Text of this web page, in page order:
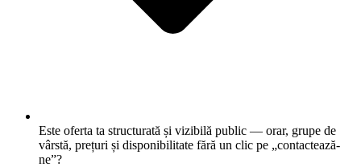
Este oferta ta structurată și vizibilă public — orar, grupe de
vârstă, prețuri și disponibilitate fără un clic pe „contactează-
ne”?